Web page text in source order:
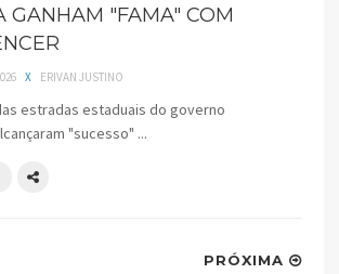
GANHAM "FAMA" COM
X ERIVAN JUSTINO
estradas estaduais do governo
"sucesso" ...
PRÓXIMA